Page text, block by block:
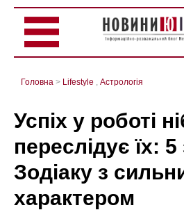
Головна > Lifestyle , Астрологія
Успіх у роботі
переслідує їх: 5
Зодіаку з
характером